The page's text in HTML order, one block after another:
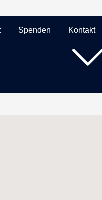
Spenden Kontakt